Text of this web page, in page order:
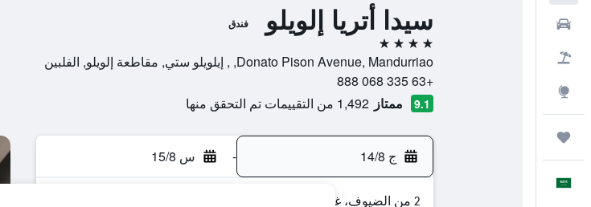
سيدا أتريا إلويلو فندق
4 نجوم
Donato Pison Avenue, Mandurriao, , إيلويلو ستي, مقاطعة إلويلو, الفلبين
+63 335 068 888
9.1 ممتاز 1,492 من التقييمات تم التحقق منها
ج 14/8 - س 15/8
2 من الضيوف، غرفة واحدة